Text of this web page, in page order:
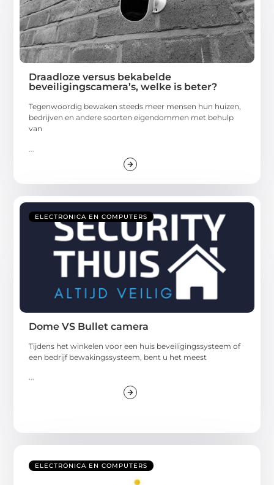
Draadloze versus bekabelde
beveiligingscamera’s, welke is beter?
Tegenwoordig bewaken steeds meer mensen hun huizen,
bedrijven en andere soorten eigendommen met behulp
van
ELECTRONICA EN COMPUTERS
Dome VS Bullet camera
Tijdens het winkelen voor een huis beveiligingssysteem of
een bedrijf bewakingssysteem, bent u het meest
ELECTRONICA EN COMPUTERS